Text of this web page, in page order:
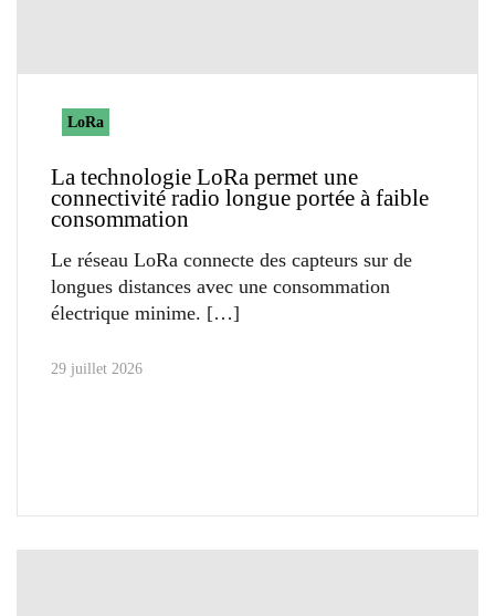
LoRa
La technologie LoRa permet une
connectivité radio longue portée à faible
consommation
Le réseau LoRa connecte des capteurs sur de
longues distances avec une consommation
électrique minime.
29 juillet 2026